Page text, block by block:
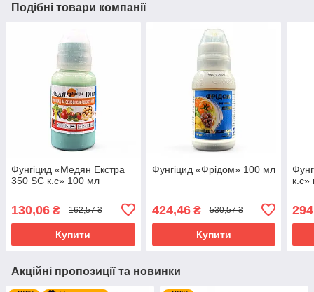
Подібні товари компанії
Фунгіцид «Медян Екстра
350 SC к.с» 100 мл
130,06 ₴ 162,57 ₴
Купити
Фунгіцид «Фрідом» 100 мл
424,46₴ 530,57 ₴
Купити
к.с»
Акційні пропозиції та новинки